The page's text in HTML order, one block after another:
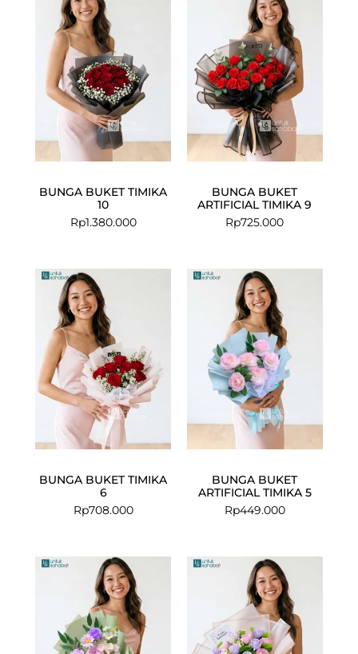
BUNGA BUKET TIMIKA
10
Rp1.380.000
BUNGA BUKET
ARTIFICIAL TIMIKA 9
Rp725.000
BUNGA BUKET TIMIKA
6
Rp708.000
BUNGA BUKET
ARTIFICIAL TIMIKA 5
Rp449.000